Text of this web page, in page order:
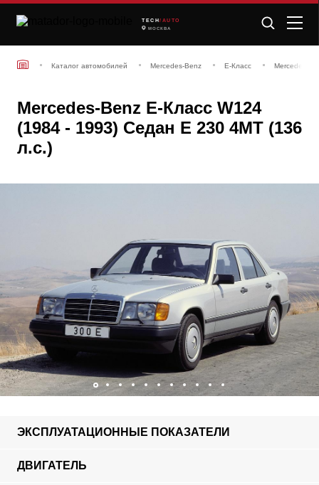
TECH /AUTO
МОСКВА
Каталог автомобилей Mercedes-Benz E-Класс Mercedes-
Mercedes-Benz E-Класс W124
(1984 - 1993) Седан E 230 4MT (136
л.с.)
ЭКСПЛУАТАЦИОННЫЕ ПОКАЗАТЕЛИ
ДВИГАТЕЛЬ